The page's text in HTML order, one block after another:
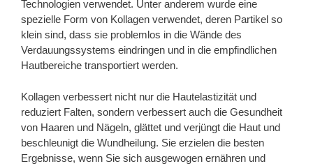
Technologien verwendet. Unter anderem wurde eine
spezielle Form von Kollagen verwendet, deren Partikel so
klein sind, dass sie problemlos in die Wände des
Verdauungssystems eindringen und in die empfindlichen
Hautbereiche transportiert werden.
Kollagen verbessert nicht nur die Hautelastizität und
reduziert Falten, sondern verbessert auch die Gesundheit
von Haaren und Nägeln, glättet und verjüngt die Haut und
beschleunigt die Wundheilung. Sie erzielen die besten
Ergebnisse, wenn Sie sich ausgewogen ernähren und